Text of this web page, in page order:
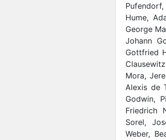
Hume,
George
Johann
Gottfried
Mora,
Alexis de
Godwin,
Friedrich
Sorel,
Weber,